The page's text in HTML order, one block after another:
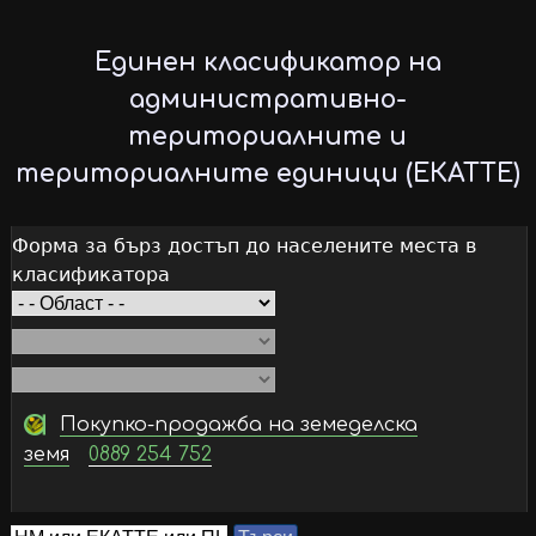
to
main
content
Единен класификатор на
административно-
териториалните и
териториалните единици (ЕКАТТЕ)
Форма за бърз достъп до населените места в
класификатора
Покупко-продажба на земеделска
земя
0889 254 752